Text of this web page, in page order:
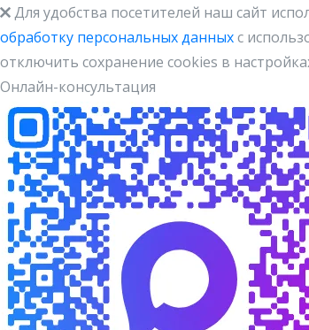
Для удобства посетителей наш сайт
обработку персональных данныхс
отключить сохранение cookies в
Онлайн-консультация